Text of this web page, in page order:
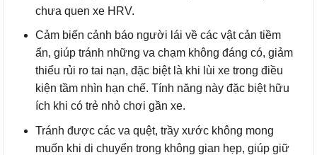
chưa quen xe HRV.
Cảm biến cảnh báo người lái về các vật cản tiềm
ẩn, giúp tránh những va chạm không đáng có, giảm
thiểu rủi ro tai nạn, đặc biệt là khi lùi xe trong điều
kiện tầm nhìn hạn chế. Tính năng này đặc biệt hữu
ích khi có trẻ nhỏ chơi gần xe.
Tránh được các va quệt, trầy xước không mong
muốn khi di chuyển trong không gian hẹp, giúp giữ